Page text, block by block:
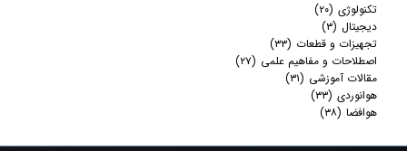
تکنولوژی (۲۰)
دیجیتال (۳)
تجهیزات و قطعات (۳۳)
اصطلاحات و مفاهیم علمی (۲۷)
مقالات آموزشی (۳۱)
هوانوردی (۳۳)
هوافضا (۳۸)